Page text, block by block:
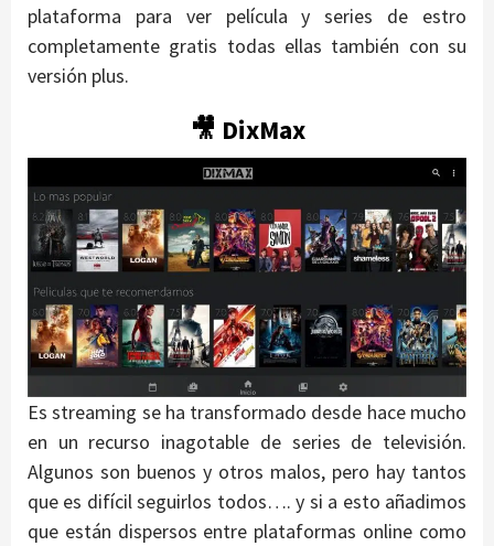
plataforma para ver película y series de estro
completamente gratis todas ellas también con su
versión plus.
🎥 DixMax
Es streaming se ha transformado desde hace mucho
en un recurso inagotable de series de televisión.
Algunos son buenos y otros malos, pero hay tantos
que es difícil seguirlos todos…. y si a esto añadimos
que están dispersos entre plataformas online como